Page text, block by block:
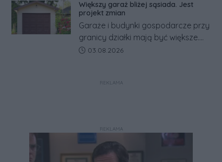
alarmowych, alertów RCB i aplikacji
w jeden system.
Większy garaż bliżej sąsiada. Jest
projekt zmian
Garaże i budynki gospodarcze przy
granicy działki mają być większe.
Projekt zaostrza też zasady
Data dodania artykułu:
03.08.2026
REKLAMA
REKLAMA